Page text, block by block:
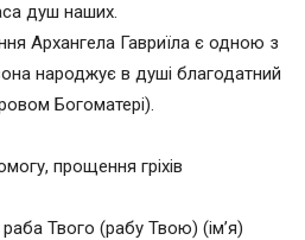
душ наших.
Архангела Гавриїла є одною з
народжує в душі благодатний
Богоматері).
прощення гріхів
Твого (рабу Твою) (ім’я)